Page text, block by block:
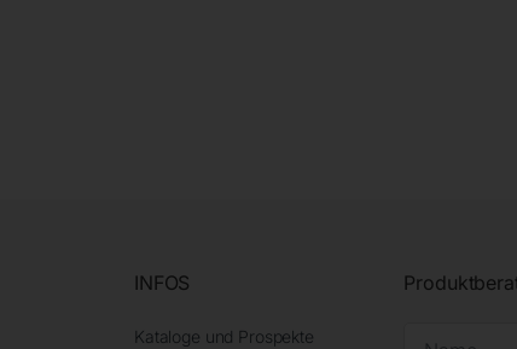
INFOS
Kataloge und Prospekte